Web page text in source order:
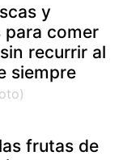
y
para comer
recurrir al
siempre
frutas de